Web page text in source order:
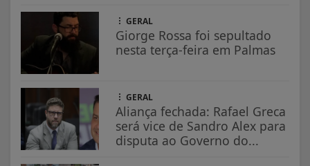
GERAL
Giorge Rossa foi sepultado
nesta terça-feira em Palmas
GERAL
Aliança fechada: Rafael Greca
será vice de Sandro Alex para
disputa ao Governo do...